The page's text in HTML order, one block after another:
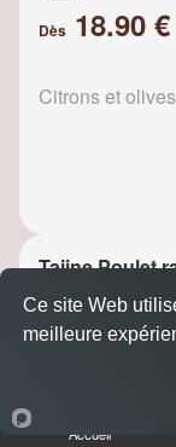
Dès 18.90 €
Citrons et olives
Tajine Poulet
Dès18.90 €
Accueil
Ce site Web
meilleure